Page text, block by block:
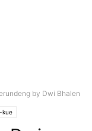
by Dwi Bhalen
kue